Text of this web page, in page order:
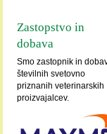
Zastopstvo in
dobava
Smo zastopnik in
številnih svetovno
priznanih veterinarskih
proizvajalcev.